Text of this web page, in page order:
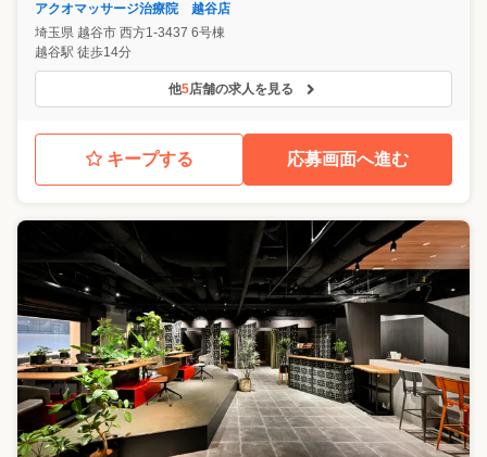
アクオマッサージ治療院 越谷店
埼玉県 越谷市 西方1-3437 6号棟
越谷駅 徒歩14分
他5店舗の求人を見る
キープする 応募画面へ進む